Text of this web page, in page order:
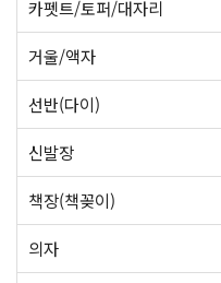
카펫트/토퍼/대자리
거울/액자
선반(다이)
신발장
책장(책꽂이)
의자